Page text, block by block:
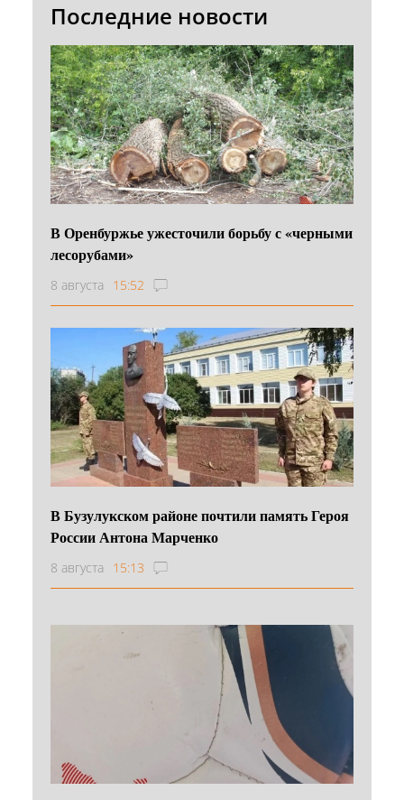
Последние новости
В Оренбуржье ужесточили борьбу с «черными
лесорубами»
8 августа 15:52
В Бузулукском районе почтили память Героя
России Антона Марченко
8 августа 15:13